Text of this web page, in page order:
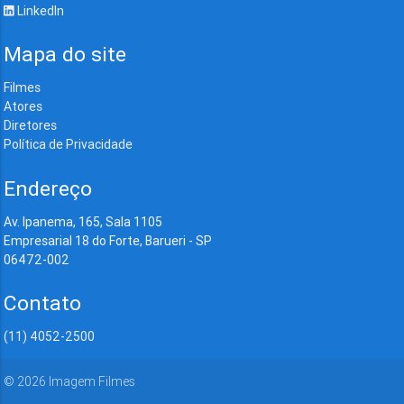
LinkedIn
Mapa do site
Filmes
Atores
Diretores
Política de Privacidade
Endereço
Av. Ipanema, 165, Sala 1105
Empresarial 18 do Forte, Barueri - SP
06472-002
Contato
(11) 4052-2500
© 2026 Imagem Filmes